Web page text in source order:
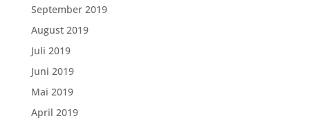
September 2019
August 2019
Juli 2019
Juni 2019
Mai 2019
April 2019